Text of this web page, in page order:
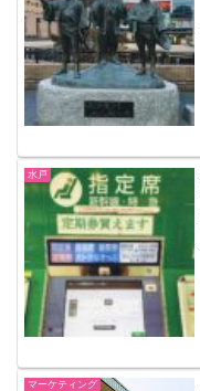
水戸
マーケティング